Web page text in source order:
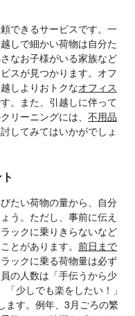
できるサービスです。一
しで細かい荷物は自分た
なお子様がいる家族など
スが見つかります。オフ
しよりおトクなオフィス
。また、引越しに伴って
リーニングには、 不用品
してみてはいかがでしょ
たい荷物の量から、自分
う。ただし、事前に伝え
ックに乗りきらないなど
とがあります。 前日まで
ックに乗る荷物量は必ず
の人数は「手伝うから少
少しでも楽をしたい！」
ます。例年、3月ごろの繁